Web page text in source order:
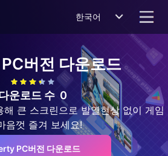
한국어
버전 다운로드
운로드 수 0
해 큰 스크린으로 발열현상 없이 게임
음껏 즐겨 보세요!
PC버전 다운로드